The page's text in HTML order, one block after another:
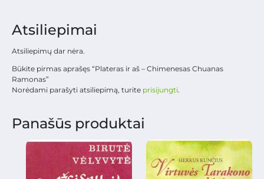
Atsiliepimai
Atsiliepimų dar nėra.
Būkite pirmas aprašęs “Plateras ir aš – Chimenesas Chuanas
Ramonas”
Norėdami parašyti atsiliepimą, turite prisijungti.
Panašūs produktai